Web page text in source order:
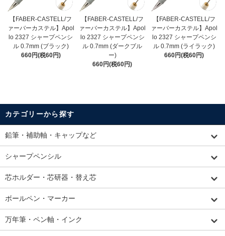
【FABER-CASTELL/フ
ァーバーカステル】Apol
lo 2327 シャープペンシ
ル 0.7mm (ブラック)
660円(税60円)
【FABER-CASTELL/フ
ァーバーカステル】Apol
lo 2327 シャープペンシ
ル 0.7mm (ダークブル
ー)
660円(税60円)
【FABER-CASTELL/フ
ァーバーカステル】Apol
lo 2327 シャープペンシ
ル 0.7mm (ライラック)
660円(税60円)
カテゴリーから探す
鉛筆・補助軸・キャップなど
シャープペンシル
芯ホルダー・芯研器・替え芯
ボールペン・マーカー
万年筆・ペン軸・インク